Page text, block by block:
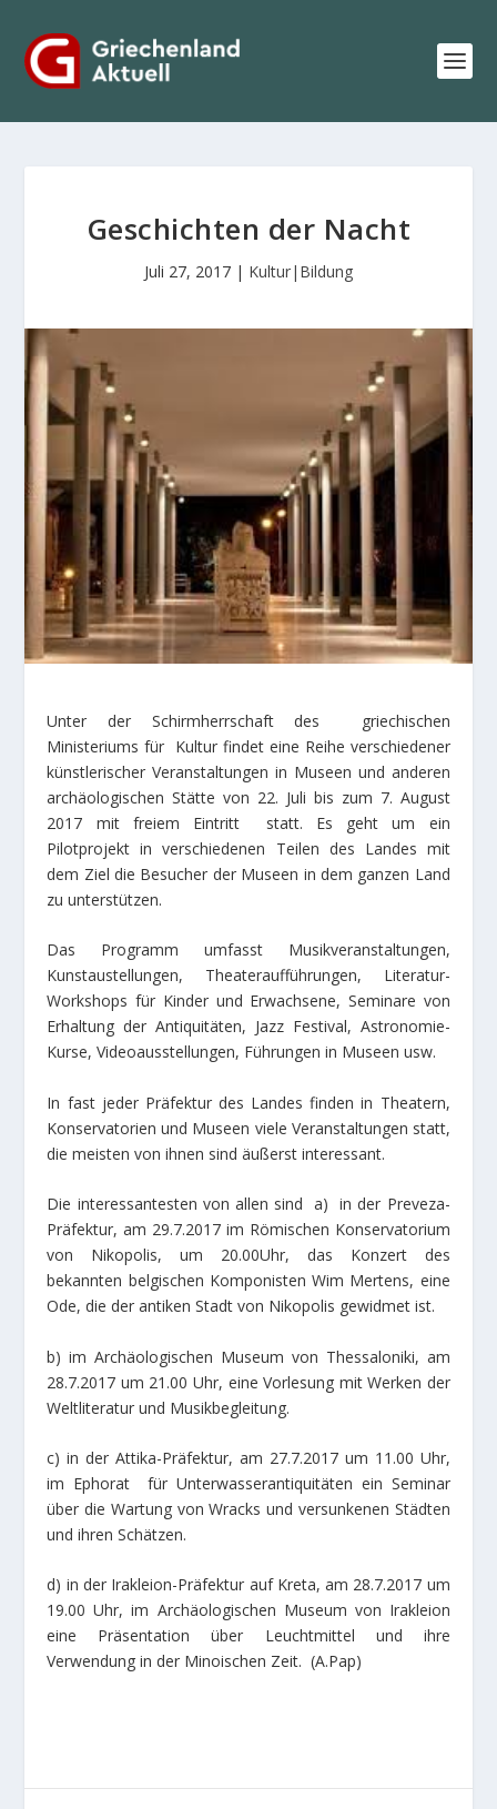
Geschichten der Nacht
Juli 27, 2017 | Kultur|Bildung
Unter der Schirmherrschaft des griechischen
Ministeriums für Kultur findet eine Reihe verschiedener
künstlerischer Veranstaltungen in Museen und anderen
archäologischen Stätte von 22. Juli bis zum 7. August
2017 mit freiem Eintritt statt. Es geht um ein
Pilotprojekt in verschiedenen Teilen des Landes mit
dem Ziel die Besucher der Museen in dem ganzen Land
zu unterstützen.
Das Programm umfasst Musikveranstaltungen,
Kunstaustellungen, Theateraufführungen, Literatur-
Workshops für Kinder und Erwachsene, Seminare von
Erhaltung der Antiquitäten, Jazz Festival, Astronomie-
Κurse, Videoausstellungen, Führungen in Museen usw.
In fast jeder Präfektur des Landes finden in Theatern,
Konservatorien und Museen viele Veranstaltungen statt,
die meisten von ihnen sind äußerst interessant.
Die interessantesten von allen sind a) in der Preveza-
Präfektur, am 29.7.2017 im Römischen Konservatorium
von Nikopolis, um 20.00Uhr, das Konzert des
bekannten belgischen Komponisten Wim Mertens, eine
Ode, die der antiken Stadt von Nikopolis gewidmet ist.
b) im Archäologischen Museum von Thessaloniki, am
28.7.2017 um 21.00 Uhr, eine Vorlesung mit Werken der
Weltliteratur und Musikbegleitung.
c) in der Attika-Präfektur, am 27.7.2017 um 11.00 Uhr,
im Ephorat für Unterwasserantiquitäten ein Seminar
über die Wartung von Wracks und versunkenen Städten
und ihren Schätzen.
d) in der Irakleion-Präfektur auf Kreta, am 28.7.2017 um
19.00 Uhr, im Archäologischen Museum von Irakleion
eine Präsentation über Leuchtmittel und ihre
Verwendung in der Minoischen Zeit. (A.Pap)